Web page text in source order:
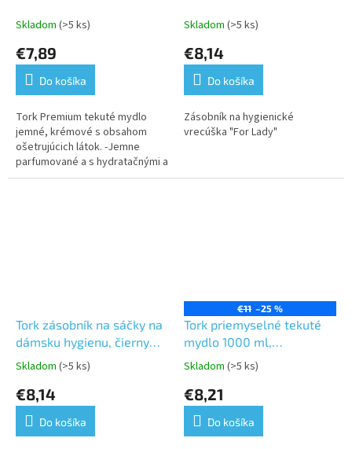
Skladom (>5 ks)
€7,89
Do košíka
Tork Premium tekuté mydlo
jemné, krémové s obsahom
ošetrujúcich látok. -Jemne
parfumované a s hydratačnými a
lipidy doplňujúcimi zložkami,
LADY
Skladom (>5 ks)
€8,14
Do košíka
Zásobník na hygienické
vrecúška "For Lady"
Tork zásobník na sáčky na
dámsku hygienu, čierny
plast, systém B5, FOR
Priemerné
produktu
5,0
Skladom (>5 ks)
€8,14
Do košíka
€11 –25 %
Tork priemyselné tekuté
mydlo 1000 ml,
neparfémované -S1,S2,S4
Priemerné
produktu
5,0
Skladom (>5 ks)
€8,21
Do košíka